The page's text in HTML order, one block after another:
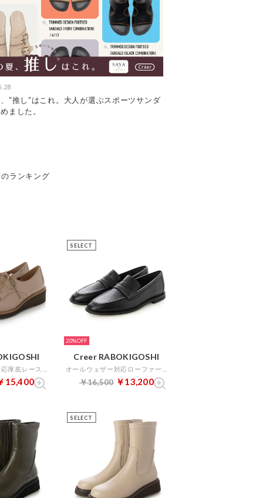
、“推し”はこれ。大人が選ぶスポーツサンダ
ました。
ランキング
15,400
SELECT
20%
Creer RABOKIGOSHI
￥16,500 ￥13,200
SELECT